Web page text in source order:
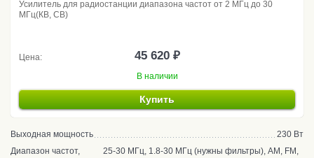
Усилитель для радиостанции диапазона частот от 2 МГц до 30
МГц(КВ, CB)
Цена: 45 620 ₽
В наличии
Купить
Выходная мощность
230 Вт
Диапазон частот,
25-30 МГц, 1.8-30 МГц (нужны фильтры), AM, FM,